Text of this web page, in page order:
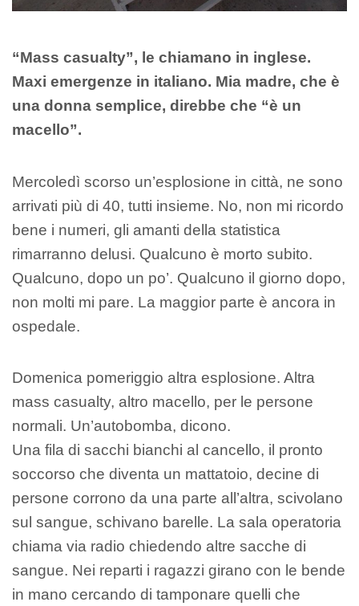
“Mass casualty”, le chiamano in inglese.
Maxi emergenze in italiano. Mia madre, che è
una donna semplice, direbbe che “è un
macello”.
Mercoledì scorso un’esplosione in città, ne sono
arrivati più di 40, tutti insieme. No, non mi ricordo
bene i numeri, gli amanti della statistica
rimarranno delusi. Qualcuno è morto subito.
Qualcuno, dopo un po’. Qualcuno il giorno dopo,
non molti mi pare. La maggior parte è ancora in
ospedale.
Domenica pomeriggio altra esplosione. Altra
mass casualty, altro macello, per le persone
normali. Un’autobomba, dicono.
Una fila di sacchi bianchi al cancello, il pronto
soccorso che diventa un mattatoio, decine di
persone corrono da una parte all’altra, scivolano
sul sangue, schivano barelle. La sala operatoria
chiama via radio chiedendo altre sacche di
sangue. Nei reparti i ragazzi girano con le bende
in mano cercando di tamponare quelli che